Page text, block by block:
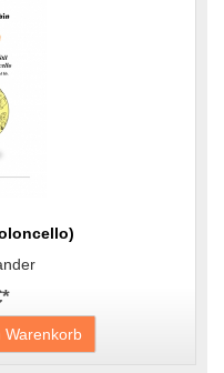
*
Warenkorb